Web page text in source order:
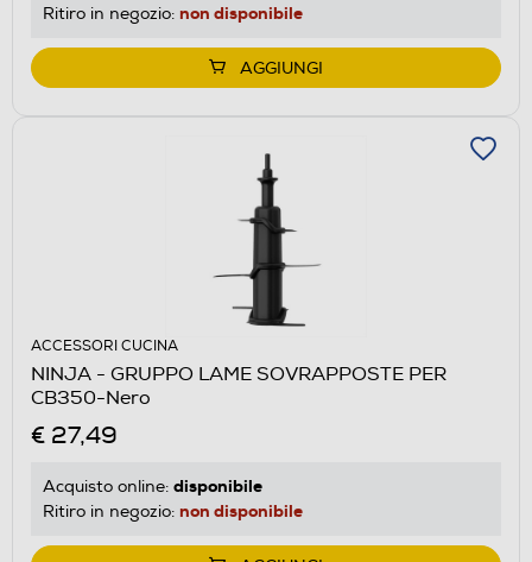
Ritiro in negozio: non disponibile
AGGIUNGI
ACCESSORI CUCINA
NINJA - GRUPPO LAME SOVRAPPOSTE PER
CB350-Nero
€ 27,49
Acquisto online: disponibile
Ritiro in negozio: non disponibile